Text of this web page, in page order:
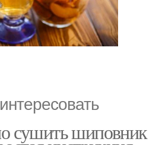
сушить шиповник